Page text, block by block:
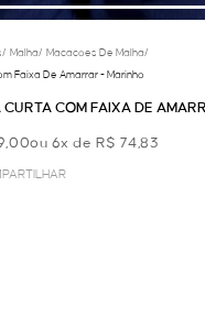
/ Malha/ Macacoes De Malha/
Faixa De Amarrar - Marinho
CURTA COM FAIXA DE
ou 6x de R$ 74,83